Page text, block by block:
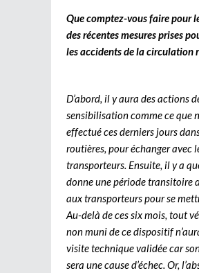
Que comptez-vous faire pour
des récentes mesures prises
les accidents de la circulation
D’abord, il y aura des actions
sensibilisation comme ce que
effectué ces derniers jours
routières, pour échanger avec
transporteurs. Ensuite, il y a
donne une période transitoire
aux transporteurs pour se
Au-delà de ces six mois, tout
non muni de ce dispositif
visite technique validée car
sera une cause d’échec. Or,